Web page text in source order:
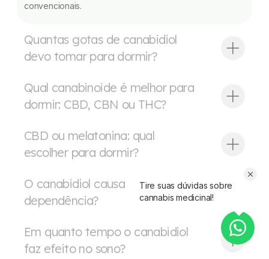
convencionais.
Quantas gotas de canabidiol
devo tomar para dormir?
Qual canabinoide é melhor para
dormir: CBD, CBN ou THC?
CBD ou melatonina: qual
escolher para dormir?
O canabidiol causa
dependência?
Em quanto tempo o canabidiol
faz efeito no sono?
Tire suas dúvidas sobre
cannabis medicinal!